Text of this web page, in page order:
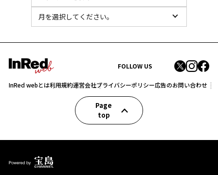
FOLLOW US
InRed webとは利用規約運営会社プライバシーポリシー広告のお問い合わせ
Page
top